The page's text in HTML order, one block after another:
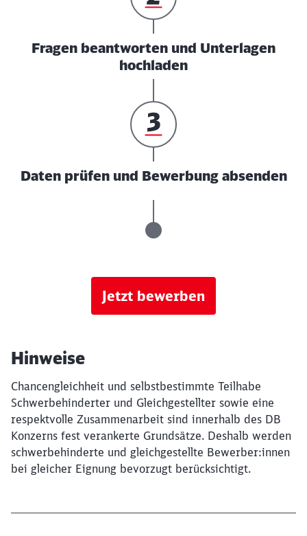
Fragen beantworten und Unterlagen
hochladen
Daten prüfen und Bewerbung absenden
Jetzt bewerben
Hinweise
Chancengleichheit und selbstbestimmte Teilhabe
Schwerbehinderter und Gleichgestellter sowie eine
respektvolle Zusammenarbeit sind innerhalb des DB
Konzerns fest verankerte Grundsätze. Deshalb werden
schwerbehinderte und gleichgestellte Bewerber:innen
bei gleicher Eignung bevorzugt berücksichtigt.